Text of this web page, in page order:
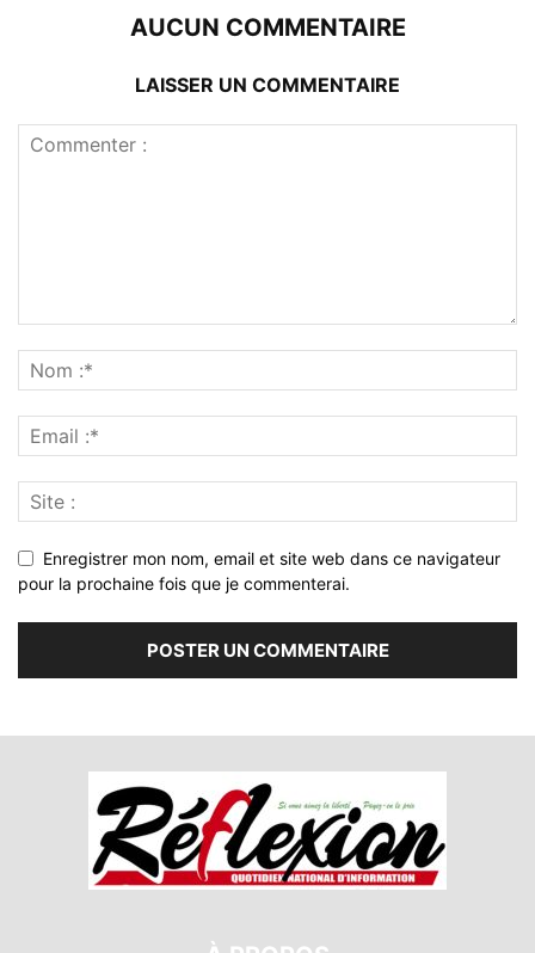
AUCUN COMMENTAIRE
LAISSER UN COMMENTAIRE
Enregistrer mon nom, email et site web dans ce navigateur
pour la prochaine fois que je commenterai.